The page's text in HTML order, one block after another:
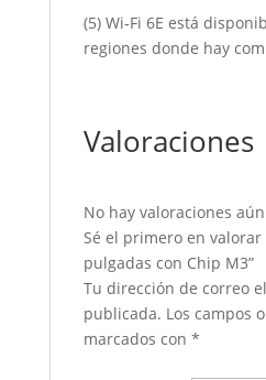
(5) Wi‐Fi 6E está
regiones donde hay
Valoraciones
No hay valoraciones
Sé el primero en valorar
pulgadas con Chip M3”
Tu dirección de correo
publicada. Los campos
marcados con *